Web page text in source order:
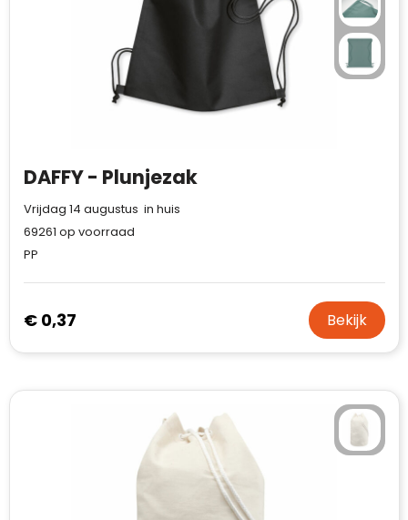
GolfOriginals
James Harvest
Mepal
Moleskine
MyKit
DAFFY - Plunjezak
Vrijdag 14 augustus in huis
69261 op voorraad
PP
€ 0,37 Bekijk